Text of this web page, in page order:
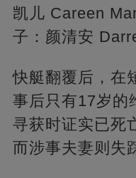
凯儿 Careen
子：颜清安
快艇翻覆后，在
事后只有17岁的
寻获时证实已死
而涉事夫妻则失